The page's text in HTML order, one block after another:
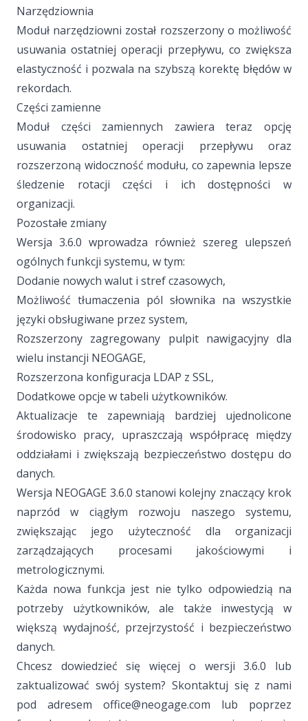
Narzędziownia
Moduł narzędziowni został rozszerzony o możliwość
usuwania ostatniej operacji przepływu, co zwiększa
elastyczność i pozwala na szybszą korektę błędów w
rekordach.
Części zamienne
Moduł części zamiennych zawiera teraz opcję
usuwania ostatniej operacji przepływu oraz
rozszerzoną widoczność modułu, co zapewnia lepsze
śledzenie rotacji części i ich dostępności w
organizacji.
Pozostałe zmiany
Wersja 3.6.0 wprowadza również szereg ulepszeń
ogólnych funkcji systemu, w tym:
Dodanie nowych walut i stref czasowych,
Możliwość tłumaczenia pól słownika na wszystkie
języki obsługiwane przez system,
Rozszerzony zagregowany pulpit nawigacyjny dla
wielu instancji NEOGAGE,
Rozszerzona konfiguracja LDAP z SSL,
Dodatkowe opcje w tabeli użytkowników.
Aktualizacje te zapewniają bardziej ujednolicone
środowisko pracy, upraszczają współpracę między
oddziałami i zwiększają bezpieczeństwo dostępu do
danych.
Wersja NEOGAGE 3.6.0 stanowi kolejny znaczący krok
naprzód w ciągłym rozwoju naszego systemu,
zwiększając jego użyteczność dla organizacji
zarządzających procesami jakościowymi i
metrologicznymi.
Każda nowa funkcja jest nie tylko odpowiedzią na
potrzeby użytkowników, ale także inwestycją w
większą wydajność, przejrzystość i bezpieczeństwo
danych.
Chcesz dowiedzieć się więcej o wersji 3.6.0 lub
zaktualizować swój system? Skontaktuj się z nami
pod adresem office@neogage.com lub poprzez